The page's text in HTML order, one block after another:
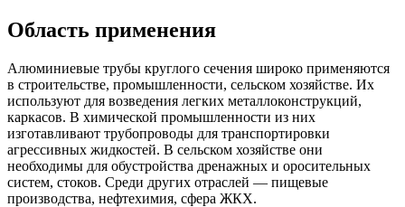
Область применения
Алюминиевые трубы круглого сечения широко применяются
в строительстве, промышленности, сельском хозяйстве. Их
используют для возведения легких металлоконструкций,
каркасов. В химической промышленности из них
изготавливают трубопроводы для транспортировки
агрессивных жидкостей. В сельском хозяйстве они
необходимы для обустройства дренажных и оросительных
систем, стоков. Среди других отраслей — пищевые
производства, нефтехимия, сфера ЖКХ.